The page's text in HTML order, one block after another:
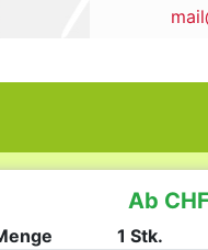
Ab
1 Stk.